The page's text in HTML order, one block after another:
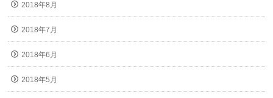
2018年8月
2018年7月
2018年6月
2018年5月